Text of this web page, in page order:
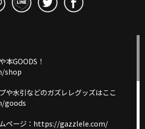
本GOODS！
shop
や水引などのガズレレグッズはここ
goods
ムページ：https://gazzlele.com/